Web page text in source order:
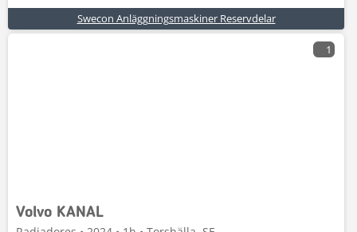
Swecon Anläggningsmaskiner Reservdelar
1
Volvo KANAL